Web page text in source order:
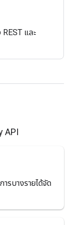
และ
API
รบางรายได้จัด